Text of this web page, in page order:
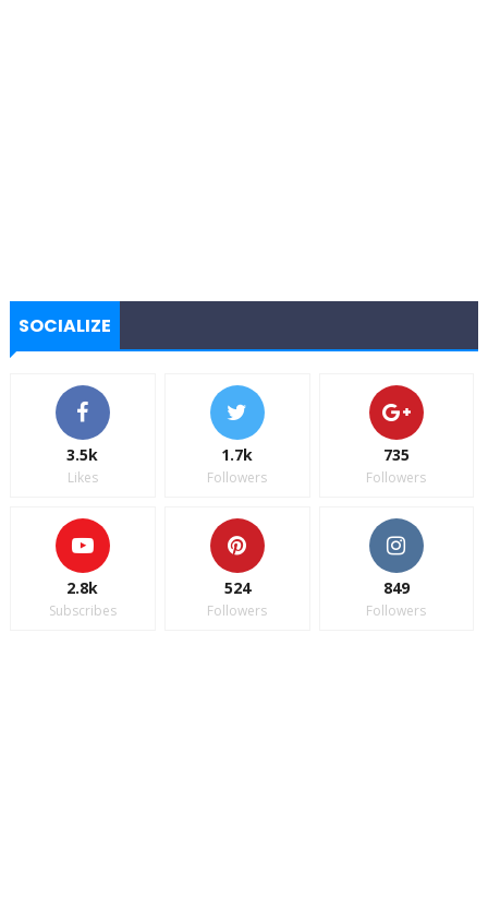
SOCIALIZE
3.5k
Likes
1.7k
Followers
735
Followers
2.8k
Subscribes
524
Followers
849
Followers